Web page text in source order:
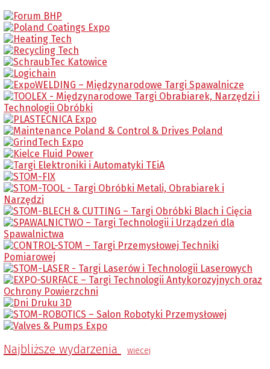
Najbliższe wydarzenia wiecej